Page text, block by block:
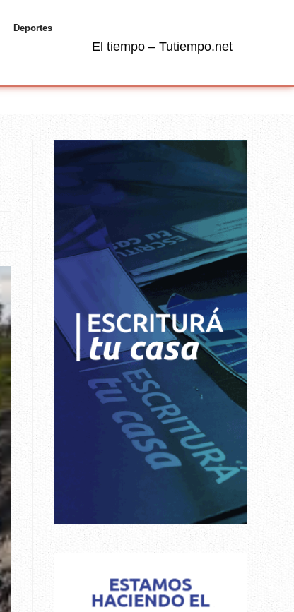
Deportes
El tiempo – Tutiempo.net